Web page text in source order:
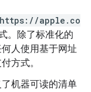
https://apple.co
。除了标准化的
人使用基于网址
方式。
了机器可读的清单